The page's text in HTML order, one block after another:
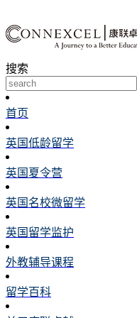
搜索
首页
英国低龄留学
英国夏令营
英国名校微留学
英国留学监护
外教辅导课程
留学百科